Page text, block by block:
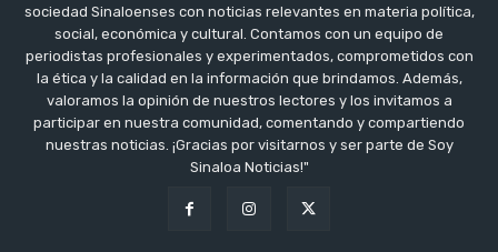
sociedad Sinaloenses con noticias relevantes en materia política,
social, económica y cultural. Contamos con un equipo de
periodistas profesionales y experimentados, comprometidos con
la ética y la calidad en la información que brindamos. Además,
valoramos la opinión de nuestros lectores y los invitamos a
participar en nuestra comunidad, comentando y compartiendo
nuestras noticias. ¡Gracias por visitarnos y ser parte de Soy
Sinaloa Noticias!"